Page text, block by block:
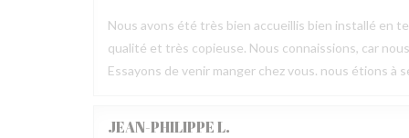
Nous avons été très bien accueillis bien installé en
qualité et très copieuse. Nous connaissions, car
Essayons de venir manger chez vous. nous étions
JEAN-PHILIPPEL